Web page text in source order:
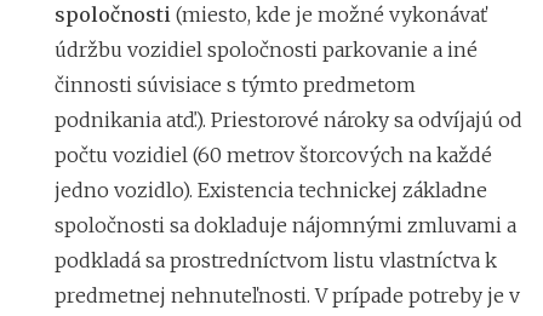
spoločnosti (miesto, kde je možné vykonávať
údržbu vozidiel spoločnosti parkovanie a iné
činnosti súvisiace s týmto predmetom
podnikania atď.). Priestorové nároky sa odvíjajú od
počtu vozidiel (60 metrov štorcových na každé
jedno vozidlo). Existencia technickej základne
spoločnosti sa dokladuje nájomnými zmluvami a
podkladá sa prostredníctvom listu vlastníctva k
predmetnej nehnuteľnosti. V prípade potreby je v